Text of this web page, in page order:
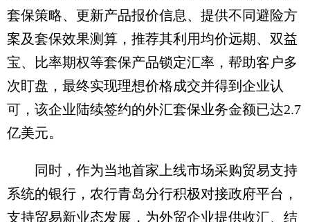
套保策略、更新产品报价信息、提供不同避险方
案及套保效果测算，推荐其利用均价远期、双益
宝、比率期权等套保产品锁定汇率，帮助客户多
次盯盘，最终实现理想价格成交并得到企业认
可，该企业陆续签约的外汇套保业务金额已达2.7
亿美元。
同时，作为当地首家上线市场采购贸易支持
系统的银行，农行青岛分行积极对接政府平台，
支持贸易新业态发展，为外贸企业提供收汇、结